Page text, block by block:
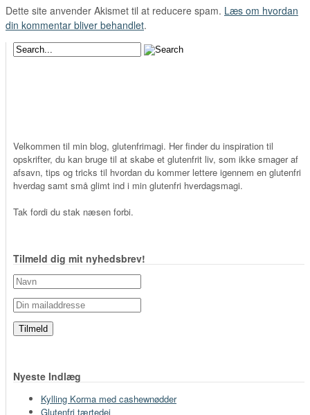
Dette site anvender Akismet til at reducere spam. Læs om hvordan
din kommentar bliver behandlet.
Velkommen til min blog, glutenfrimagi. Her finder du inspiration til
opskrifter, du kan bruge til at skabe et glutenfrit liv, som ikke smager af
afsavn, tips og tricks til hvordan du kommer lettere igennem en glutenfri
hverdag samt små glimt ind i min glutenfri hverdagsmagi.
Tak fordi du stak næsen forbi.
Tilmeld dig mit nyhedsbrev!
Nyeste Indlæg
Kylling Korma med cashewnødder
Glutenfri tærtedej